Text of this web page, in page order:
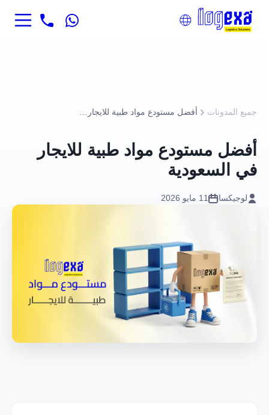
جميع المدونات
أفضل مستودع مواد طبية للايجار
في السعودية
لوجيكسا 11 مايو 2026